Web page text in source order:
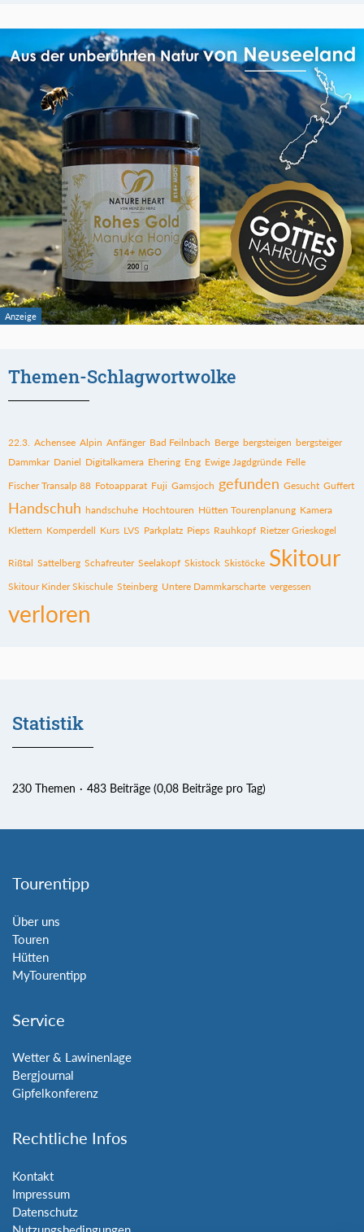
Themen-Schlagwortwolke
22.3. Achensee Alpin Anfänger Bad Feilnbach Berge bergsteigen bergsteiger
Dammkar Daniel Digitalkamera Ehering Eng Ewige Jagdgründe Felle
Fischer Transalp 88 Fotoapparat Fuji Gamsjoch gefunden Gesucht Guffert
Handschuh handschuhe Hochtouren Hütten Tourenplanung Kamera
Klettern Komperdell Kurs LVS Parkplatz Pieps Rauhkopf Rietzer Grieskogel
Rißtal Sattelberg Schafreuter Seelakopf Skistock Skistöcke Skitour
Skitour Kinder Skischule Steinberg Untere Dammkarscharte vergessen
verloren
Statistik
230 Themen 483 Beiträge (0,08 Beiträge pro Tag)
Tourentipp
Über uns
Touren
Hütten
MyTourentipp
Service
Wetter & Lawinenlage
Bergjournal
Gipfelkonferenz
Rechtliche Infos
Kontakt
Impressum
Datenschutz